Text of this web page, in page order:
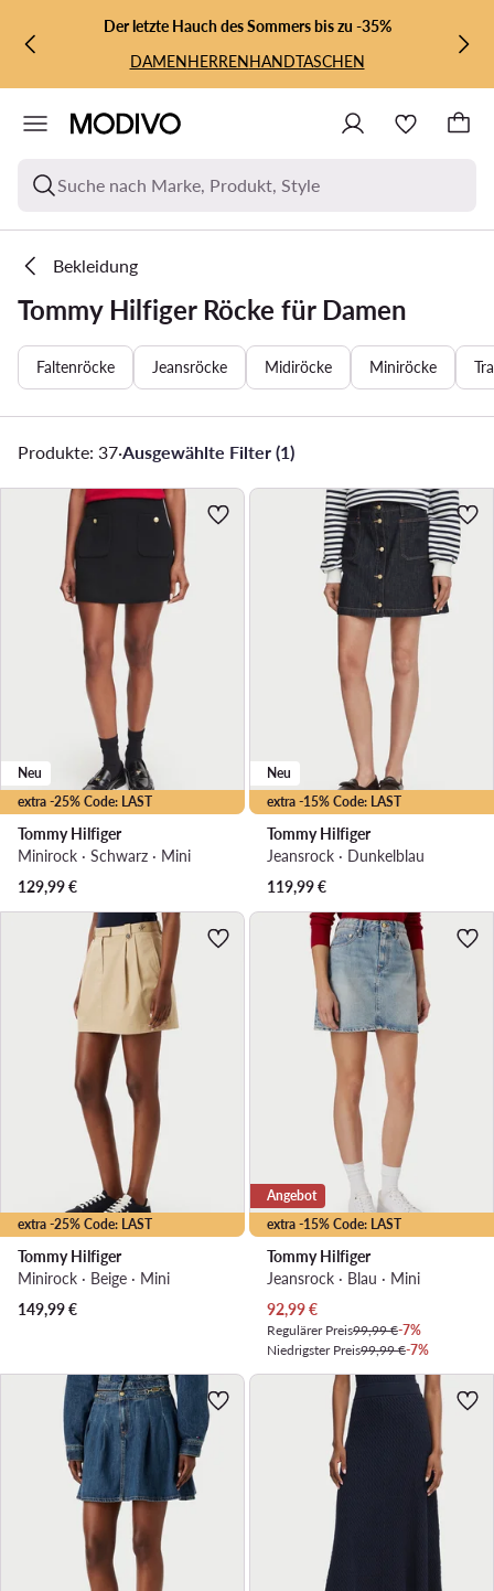
ZUM HAUPTINHALT SPRINGEN
ZUR SUCHEDer letzte Hauch des Sommers bis zu -35%
DAMENHERRENHANDTASCHEN
Suche nach Marke, Produkt, Style
Bekleidung
Tommy Hilfiger Röcke für Damen
Faltenröcke Jeansröcke Midiröcke Miniröcke
Produkte: 37·Ausgewählte Filter (1)
extra -25% Code: LAST
Neu
Tommy Hilfiger
Minirock · Schwarz · Mini
129,99€
extra -15% Code: LAST
Neu
Tommy Hilfiger
Jeansrock · Dunkelblau
119,99€
extra -25% Code: LAST
Tommy Hilfiger
Minirock · Beige · Mini
149,99€
extra -15% Code: LAST
Angebot
Tommy Hilfiger
Jeansrock · Blau · Mini
Aktueller Preis
92,99€
Regulärer Preis99,99 €-7%
Niedrigster Preis99,99 €-7%